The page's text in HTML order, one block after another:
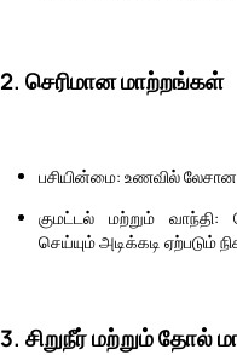
2. செரிமான மாற்றங்கள்
பசியின்மை: உணவில்
குமட்டல் மற்றும்
செய்யும் அடிக்கடி ஏற்படும்
3. சிறுநீர் மற்றும் தோல்